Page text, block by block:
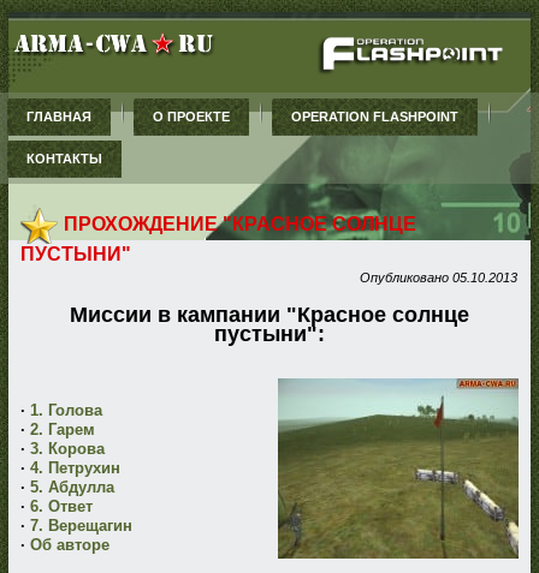
ГЛАВНАЯ О ПРОЕКТЕ OPERATION FLASHPOINT
КОНТАКТЫ
ПРОХОЖДЕНИЕ "КРАСНОЕ СОЛНЦЕ
ПУСТЫНИ"
Опубликовано 05.10.2013
Миссии в кампании "Красное солнце
пустыни":
· 1. Голова
· 2. Гарем
· 3. Корова
· 4. Петрухин
· 5. Абдулла
· 6. Ответ
· 7. Верещагин
· Об авторе